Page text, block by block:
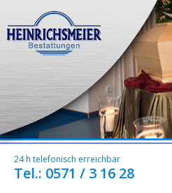
24 h telefonisch erreichbar
Tel.: 0571 / 3 16 28